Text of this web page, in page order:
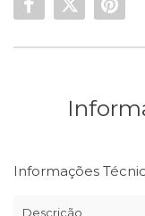
Informações
Descrição